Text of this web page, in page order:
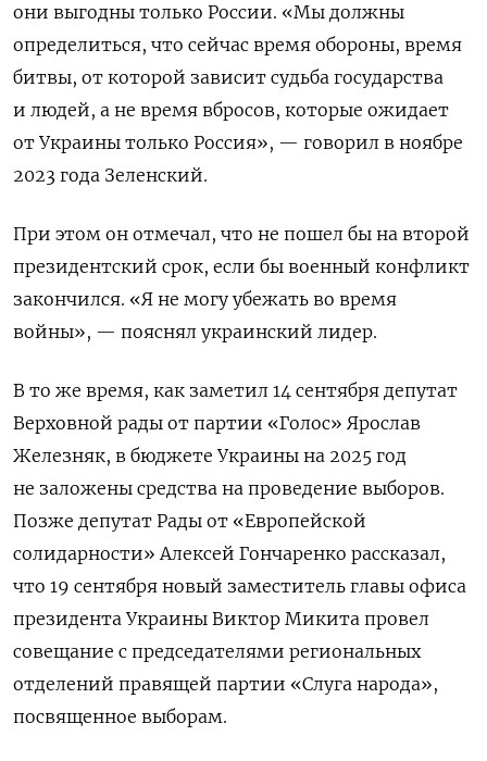
они выгодны только России. «Мы должны
определиться, что сейчас время обороны, время
битвы, от которой зависит судьба государства
и людей, а не время вбросов, которые ожидает
от Украины только Россия», — говорил в ноябре
2023 года Зеленский.
При этом он отмечал, что не пошел бы на второй
президентский срок, если бы военный конфликт
закончился. «Я не могу убежать во время
войны», — пояснял украинский лидер.
В то же время, как заметил 14 сентября депутат
Верховной рады от партии «Голос» Ярослав
Железняк, в бюджете Украины на 2025 год
не заложены средства на проведение выборов.
Позже депутат Рады от «Европейской
солидарности» Алексей Гончаренко рассказал,
что 19 сентября новый заместитель главы офиса
президента Украины Виктор Микита провел
совещание с председателями региональных
отделений правящей партии «Слуга народа»,
посвященное выборам.